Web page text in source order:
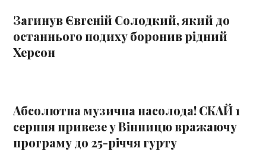
Загинув Євгеній Солодкий, який до
останнього подиху боронив рідний
Херсон
Абсолютна музична насолода! СКАЙ 1
серпня привезе у Вінницю вражаючу
програму до 25-річчя гурту